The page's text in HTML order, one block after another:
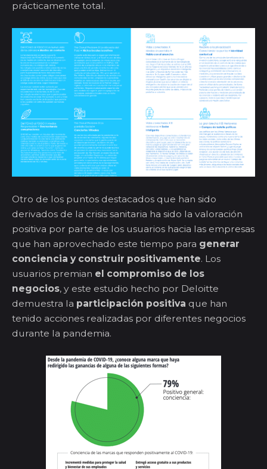
prácticamente total.
Otro de los puntos destacados que han sido
derivados de la crisis sanitaria ha sido la valoración
positiva por parte de los usuarios hacia las empresas
que han aprovechado este tiempo para generar
conciencia y construir positivamente. Los
usuarios premian el compromiso de los
negocios, y este estudio hecho por Deloitte
demuestra la participación positiva que han
tenido acciones realizadas por diferentes negocios
durante la pandemia.